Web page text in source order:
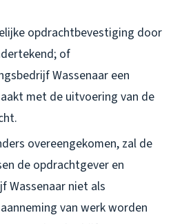
opdrachtbevestiging door
of
Wassenaar een
met de uitvoering van de
overeengekomen, zal de
de opdrachtgever en
Wassenaar niet als
van werk worden